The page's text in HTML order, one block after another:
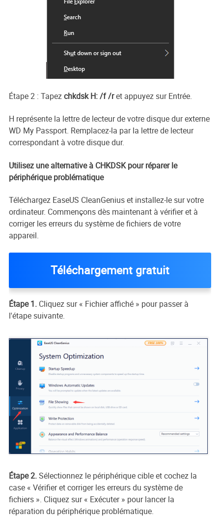
Étape 2 : Tapezchkdsk H: /f /ret appuyez sur Entrée.
H représente la lettre de lecteur de votre disque dur externe
WD My Passport. Remplacez-la par la lettre de lecteur
correspondant à votre disque dur.
Utilisez une alternative à CHKDSK pour réparer le
périphérique problématique
Téléchargez EaseUS CleanGenius et installez-le sur votre
ordinateur. Commençons dès maintenant à vérifier et à
corriger les erreurs du système de fichiers de votre
appareil.
Téléchargement gratuit
Étape 1.Cliquez sur « Fichier affiché » pour passer à
l'étape suivante.
Étape 2.Sélectionnez le périphérique cible et cochez la
case « Vérifier et corriger les erreurs du système de
fichiers ». Cliquez sur « Exécuter » pour lancer la
réparation du périphérique problématique.